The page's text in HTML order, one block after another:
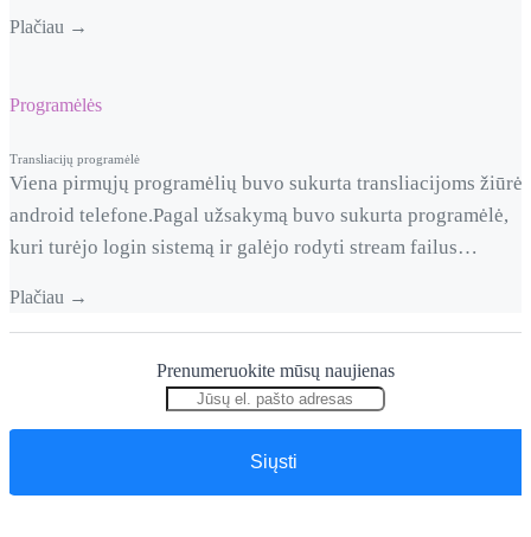
Plačiau →
Programėlės
Transliacijų programėlė
Viena pirmųjų programėlių buvo sukurta transliacijoms
android telefone.Pagal užsakymą buvo sukurta programėlė,
kuri turėjo login sistemą ir galėjo rodyti stream failus
2015 metais rudenį. Sistema buvo labai paprasta, bet turėjo:
navigaciją žiūrint televiziją;
Plačiau →
Prenumeruokite mūsų naujienas